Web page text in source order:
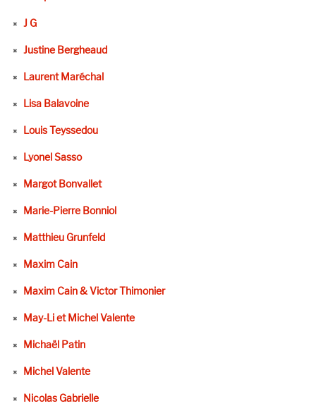
J G
Justine Bergheaud
Laurent Maréchal
Lisa Balavoine
Louis Teyssedou
Lyonel Sasso
Margot Bonvallet
Marie-Pierre Bonniol
Matthieu Grunfeld
Maxim Cain
Maxim Cain & Victor Thimonier
May-Li et Michel Valente
Michaël Patin
Michel Valente
Nicolas Gabrielle